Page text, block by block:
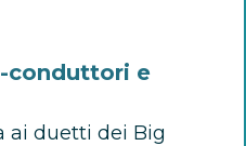
conduttori e
ai duetti dei Big